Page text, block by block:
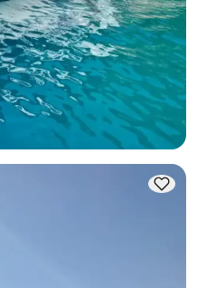
& Preis ansehen